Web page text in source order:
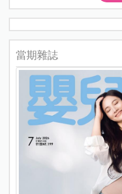
當期雜誌